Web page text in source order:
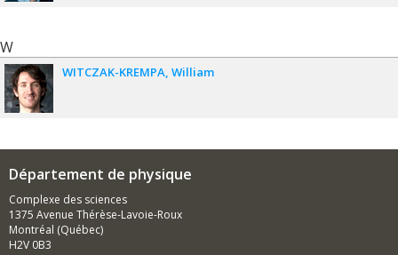
W
WITCZAK-KREMPA William
Département de physique
Complexe des sciences
1375 Avenue Thérèse-Lavoie-Roux
Montréal (Québec)
H2V 0B3